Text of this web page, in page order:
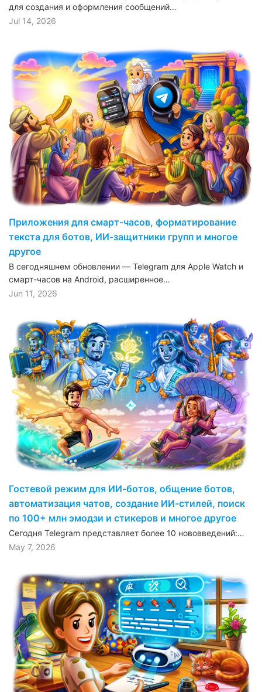
для создания и оформления сообщений…
Jul 14, 2026
Приложения для смарт-часов, форматирование
текста для ботов, ИИ-защитники групп и многое
другое
В сегодняшнем обновлении — Telegram для Apple Watch и
смарт-часов на Android, расширенное…
Jun 11, 2026
Гостевой режим для ИИ-ботов, общение ботов,
автоматизация чатов, создание ИИ-стилей, поиск
по 100+ млн эмодзи и стикеров и многое другое
Сегодня Telegram представляет более 10 нововведений:…
May 7, 2026